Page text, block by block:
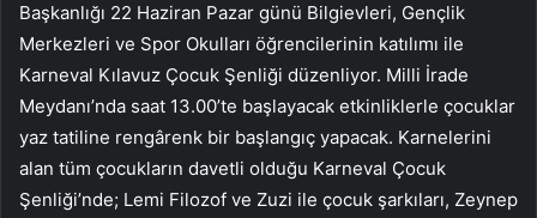
Başkanlığı 22 Haziran Pazar günü Bilgievleri, Gençlik
Merkezleri ve Spor Okulları öğrencilerinin katılımı ile
Karneval Kılavuz Çocuk Şenliği düzenliyor. Milli İrade
Meydanı’nda saat 13.00’te başlayacak etkinliklerle çocuklar
yaz tatiline rengârenk bir başlangıç yapacak. Karnelerini
alan tüm çocukların davetli olduğu Karneval Çocuk
Şenliği’nde; Lemi Filozof ve Zuzi ile çocuk şarkıları, Zeynep